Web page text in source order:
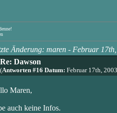
Änderung: maren - Februar
Re: Dawson
(Antworten #16 Datum: Februar 17th,
Maren,
auch keine Infos.